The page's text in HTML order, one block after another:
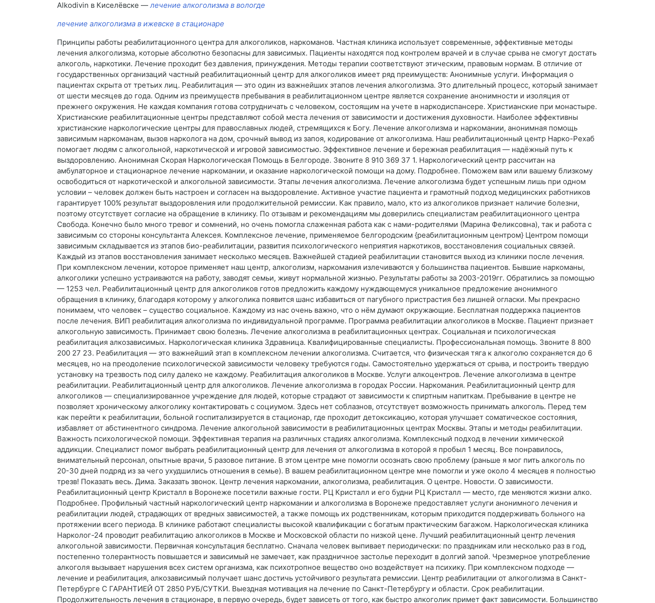
Alkodivin в Киселёвске —лечение алкоголизма в вологде
лечение алкоголизма в ижевске в стационаре
Принципы работы реабилитационного центра для алкоголиков, наркоманов. Частная клиника использует современные, эффективные методы
лечения алкоголизма, которые абсолютно безопасны для зависимых. Пациенты находятся под контролем врачей и в случае срыва не смогут достать
алкоголь, наркотики. Лечение проходит без давления, принуждения. Методы терапии соответствуют этическим, правовым нормам. В отличие от
государственных организаций частный реабилитационный центр для алкоголиков имеет ряд преимуществ: Анонимные услуги. Информация о
пациентах скрыта от третьих лиц. Реабилитация — это один из важнейших этапов лечения алкоголизма. Это длительный процесс, который занимает
от шести месяцев до года. Одним из преимуществ пребывания в реабилитационном центре является сохранение анонимности и изоляция от
прежнего окружения. Не каждая компания готова сотрудничать с человеком, состоящим на учете в наркодиспансере. Христианские при монастыре.
Христианские реабилитационные центры представляют собой места лечения от зависимости и достижения духовности. Наиболее эффективны
христианские наркологические центры для православных людей, стремящихся к Богу. Лечение алкоголизма и наркомании, анонимная помощь
зависимым наркоманам, вызов нарколога на дом, срочный вывод из запоя, кодирование от алкоголизма. Наш реабилитационный центр Нарко-Рехаб
помогает людям с алкогольной, наркотической и игровой зависимостью. Эффективное лечение и бережная реабилитация — надёжный путь к
выздоровлению. Анонимная Скорая Наркологическая Помощь в Белгороде. Звоните 8 910 369 37 1. Наркологический центр рассчитан на
амбулаторное и стационарное лечение наркомании, и оказание наркологической помощи на дому. Подробнее. Поможем вам или вашему близкому
освободиться от наркотической и алкогольной зависимости. Этапы лечения алкоголизма. Лечение алкоголизма будет успешным лишь при одном
условии – человек должен быть настроен и согласен на выздоровление. Активное участие пациента и грамотный подход медицинских работников
гарантирует 100% результат выздоровления или продолжительной ремиссии. Как правило, мало, кто из алкоголиков признает наличие болезни,
поэтому отсутствует согласие на обращение в клинику. По отзывам и рекомендациям мы доверились специалистам реабилитационного центра
Свобода. Конечно было много тревог и сомнений, но очень помогла слаженная работа как с нами-родителями (Марина Феликсовна), так и работа с
зависимым со стороны консультанта Алексея. Комплексное лечение, применяемое белгородским {реабилитационным центром} Центром помощи
зависимым складывается из этапов био-реабилитации, развития психологического неприятия наркотиков, восстановления социальных связей.
Каждый из этапов восстановления занимает несколько месяцев. Важнейшей стадией реабилитации становится выход из клиники после лечения.
При комплексном лечении, которое применяет наш центр, алкоголизм, наркомания излечиваются у большинства пациентов. Бывшие наркоманы,
алкоголики успешно устраиваются на работу, заводят семьи, живут нормальной жизнью. Результаты работы за 2003-2019гг. Обратились за помощью
— 1253 чел. Реабилитационный центр для алкоголиков готов предложить каждому нуждающемуся уникальное предложение анонимного
обращения в клинику, благодаря которому у алкоголика появится шанс избавиться от пагубного пристрастия без лишней огласки. Мы прекрасно
понимаем, что человек – существо социальное. Каждому из нас очень важно, что о нём думают окружающие. Бесплатная поддержка пациентов
после лечения. ВИП реабилитация алкоголизма по индивидуальной программе. Программа реабилитации алкоголиков в Москве. Пациент признает
алкогольную зависимость. Принимает свою болезнь. Лечение алкоголизма в реабилитационных центрах. Социальная и психологическая
реабилитация алкозависимых. Наркологическая клиника Здравница. Квалифицированные специалисты. Профессиональная помощь. Звоните 8 800
200 27 23. Реабилитация — это важнейший этап в комплексном лечении алкоголизма. Считается, что физическая тяга к алкоголю сохраняется до 6
месяцев, но на преодоление психологической зависимости человеку требуются годы. Самостоятельно удержаться от срыва, и построить твердую
установку на трезвость под силу далеко не каждому. Реабилитация алкоголиков в Москве. Услуги алкоцентров. Лечение алкоголизма в центре
реабилитации. Реабилитационный центр для алкоголиков. Лечение алкоголизма в городах России. Наркомания. Реабилитационный центр для
алкоголиков — специализированное учреждение для людей, которые страдают от зависимости к спиртным напиткам. Пребывание в центре не
позволяет хроническому алкоголику контактировать с социумом. Здесь нет соблазнов, отсутствует возможность принимать алкоголь. Перед тем
как перейти к реабилитации, больной госпитализируется в стационар, где проходит детоксикацию, которая улучшает соматическое состояния,
избавляет от абстинентного синдрома. Лечение алкогольной зависимости в реабилитационных центрах Москвы. Этапы и методы реабилитации.
Важность психологической помощи. Эффективная терапия на различных стадиях алкоголизма. Комплексный подход в лечении химической
аддикции. Специалист помог выбрать реабилитационный центр для лечения от алкоголизма в которой я пробыл 1 месяц. Все понравилось,
внимательный персонал, опытные врачи, 5 разовое питание. В этом центре мне помогли осознать свою проблему (раньше я мог пить алкоголь по
20-30 дней подряд из за чего ухудшились отношения в семье). В вашем реабилитационном центре мне помогли и уже около 4 месяцев я полностью
трезв! Показать весь. Дима. Заказать звонок. Центр лечения наркомании, алкоголизма, реабилитация. О центре. Новости. О зависимости.
Реабилитационный центр Кристалл в Воронеже посетили важные гости. РЦ Кристалл и его будни РЦ Кристалл — место, где меняются жизни алко.
Подробнее. Профильный частный наркологический центр наркомании и алкоголизма в Воронеже предоставляет услуги анонимного лечения и
реабилитации людей, страдающих от вредных зависимостей, а также помощь их родственникам, которым приходится поддерживать больного на
протяжении всего периода. В клинике работают специалисты высокой квалификации с богатым практическим багажом. Наркологическая клиника
Нарколог-24 проводит реабилитацию алкоголиков в Москве и Московской области по низкой цене. Лучший реабилитационный центр лечения
алкогольной зависимости. Первичная консультация бесплатно. Сначала человек выпивает периодически: по праздникам или несколько раз в год,
постепенно толерантность повышается и зависимый не замечает, как праздничное застолье переходит в долгий запой. Чрезмерное употребление
алкоголя вызывает нарушения всех систем организма, как психотропное вещество оно воздействует на психику. При комплексном подходе —
лечение и реабилитация, алкозависимый получает шанс достичь устойчивого результата ремиссии. Центр реабилитации от алкоголизма в Санкт-
Петербурге С ГАРАНТИЕЙ ОТ 2850 РУБ/СУТКИ. Выездная мотивация на лечение по Санкт-Петербургу и области. Срок реабилитации.
Продолжительность лечения в стационаре, в первую очередь, будет зависеть от того, как быстро алкоголик примет факт зависимости. Большинство